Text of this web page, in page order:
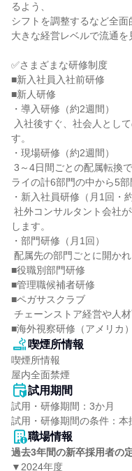
るよう、
シフトを調整するなど全面
大きな経営レベルで流通を
✅さまざまな研修制度
■新入社員入社前研修
■新人研修
・導入研修（約2週間）
す。
・現場研修（約2週間）
ライの計6部門の中から5部
・新入社員研修（月1回・
します。
・部門研修（月1回）
■役職別部門研修
■管理職候補者研修
■ペガサスクラブ
■海外視察研修（アメリカ）
喫煙所情報
喫煙所情報
屋内全面禁煙
試用期間
試用・研修期間：3か月
職場情報
過去3年間の新卒採用者の
▼2024年度